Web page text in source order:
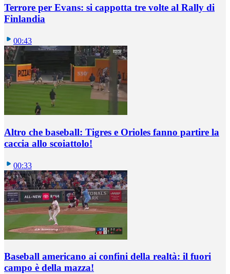
Terrore per Evans: si cappotta tre volte al Rally di
Finlandia
00:43
Altro che baseball: Tigres e Orioles fanno partire la
caccia allo scoiattolo!
00:33
Baseball americano ai confini della realtà: il fuori
campo è della mazza!